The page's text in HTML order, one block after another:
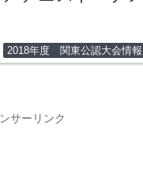
2018年度 関東公認大会情報
サーリンク